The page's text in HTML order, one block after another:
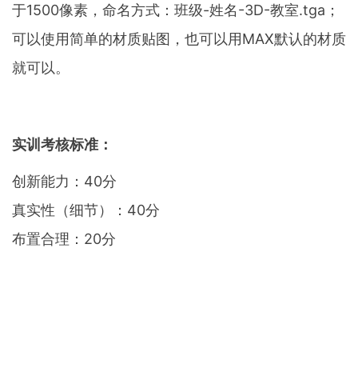
于1500像素，命名方式：班级-姓名-3D-教室.tga；
可以使用简单的材质贴图，也可以用MAX默认的材质
就可以。
实训考核标准：
创新能力：40分
真实性（细节）：40分
布置合理：20分